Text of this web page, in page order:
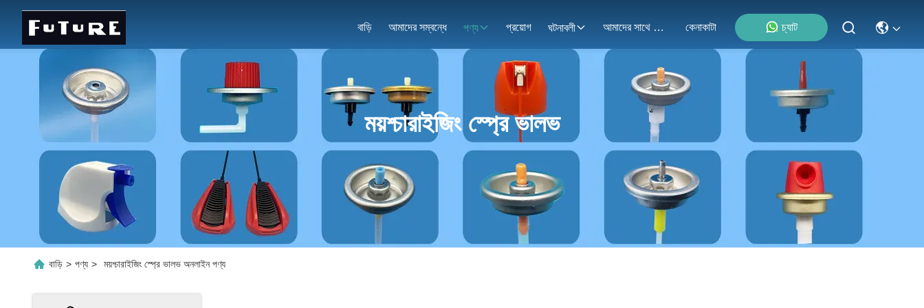
বাড়ি আমাদের সম্বন্ধে পণ্য প্রয়োগ ঘটনাবলী আমাদের সাথে যোগাযোগ কেনাকাটা চ্যাট
ময়শ্চারাইজিং স্প্রে ভালভ
বাড়ি > পণ্য > ময়শ্চারাইজিং স্প্রে ভালভ অনলাইন পণ্য